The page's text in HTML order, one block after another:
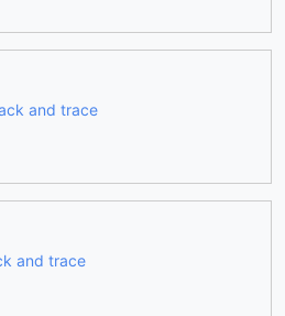
and trace
and trace